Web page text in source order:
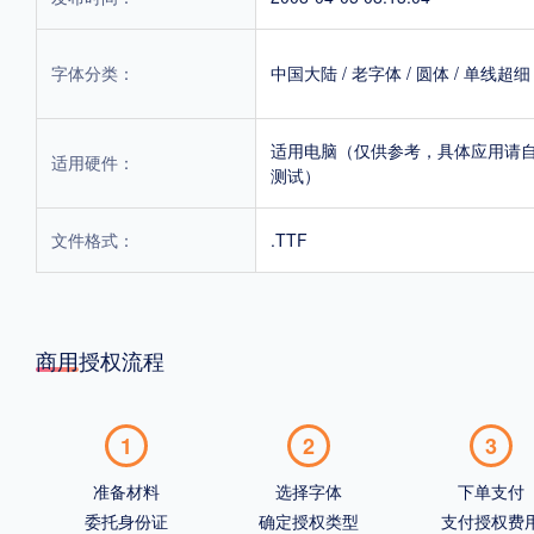
字体分类： 中国大陆 / 老字体 / 圆体 / 单线超细
适用硬件：
适用电脑（仅供参考，具体应用请
测试）
文件格式： .TTF
商用授权流程
1
准备材料
委托身份证
2
选择字体
确定授权类型
3
下单支付
支付授权费